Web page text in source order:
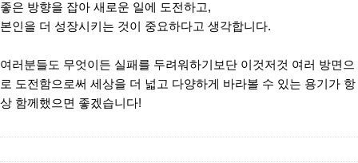
좋은 방향을 잡아 새로운 일에 도전하고,
본인을 더 성장시키는 것이 중요하다고 생각합니다.
여러분들도 무엇이든 실패를 두려워하기보단 이것저것 여러 방면으
로 도전함으로써 세상을 더 넓고 다양하게 바라볼 수 있는 용기가 항
상 함께했으면 좋겠습니다!